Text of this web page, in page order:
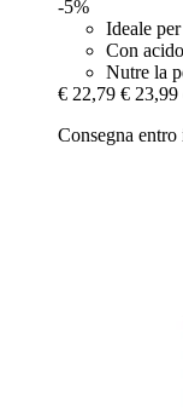
-5%
Ideale
Con
Nutre la
€ 22,79 € 23,99
Consegna